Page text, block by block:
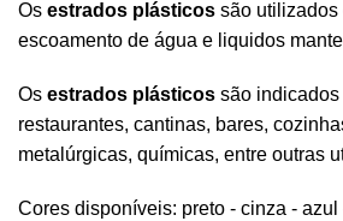
Os estrados plásticos são utilizados
escoamento de água e liquidos
Os estrados plásticos são indicados
restaurantes, cantinas, bares,
metalúrgicas, químicas, entre outras
Cores disponíveis: preto - cinza -